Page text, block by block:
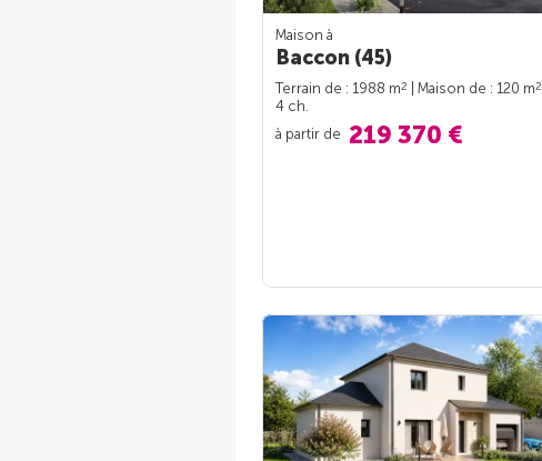
Maison à
Baccon (45)
Terrain de : 1988 m2 | Maison de : 120 m2
4 ch.
à partir de 219 370 €